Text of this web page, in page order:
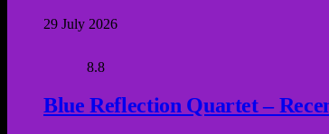
29 July 2026
8.8
Blue Reflection Quartet –